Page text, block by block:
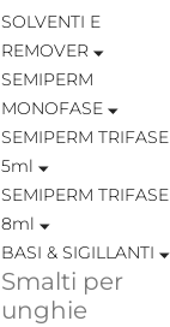
SOLVENTI E
REMOVER
SEMIPERM
MONOFASE
SEMIPERM TRIFASE
5ml
SEMIPERM TRIFASE
8ml
BASI & SIGILLANTI
Smalti per
unghie